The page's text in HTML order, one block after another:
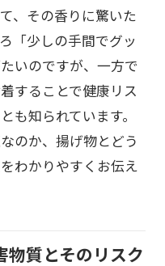
、その香りに驚いた
「少しの手間でグッ
いのですが、一方で
することで健康リス
も知られています。
のか、揚げ物とどう
わかりやすくお伝え
物質とそのリスク